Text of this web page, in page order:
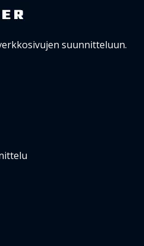
suunnitteluun.